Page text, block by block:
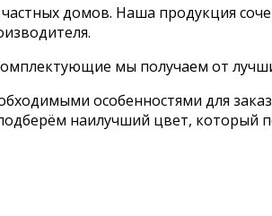
домов. Наша продукция
мы получаем от
особенностями для
наилучший цвет, который